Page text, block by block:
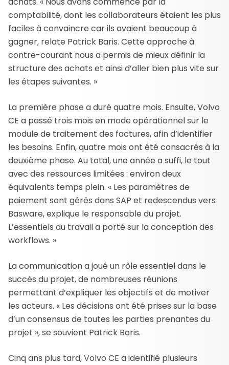
comptabilité, dont les collaborateurs étaient les plus
faciles à convaincre car ils avaient beaucoup à
gagner, relate Patrick Baris. Cette approche à
contre-courant nous a permis de mieux définir la
structure des achats et ainsi d’aller bien plus vite sur
les étapes suivantes. »
La première phase a duré quatre mois. Ensuite, Volvo
CE a passé trois mois en mode opérationnel sur le
module de traitement des factures, afin d’identifier
les besoins. Enfin, quatre mois ont été consacrés à la
deuxième phase. Au total, une année a suffi, le tout
avec des ressources limitées : environ deux
équivalents temps plein. « Les paramètres de
paiement sont gérés dans SAP et redescendus vers
Basware, explique le responsable du projet.
L’essentiels du travail a porté sur la conception des
workflows. »
La communication a joué un rôle essentiel dans le
succès du projet, de nombreuses réunions
permettant d’expliquer les objectifs et de motiver
les acteurs. « Les décisions ont été prises sur la base
d’un consensus de toutes les parties prenantes du
projet », se souvient Patrick Baris.
Cinq ans plus tard, Volvo CE a identifié plusieurs